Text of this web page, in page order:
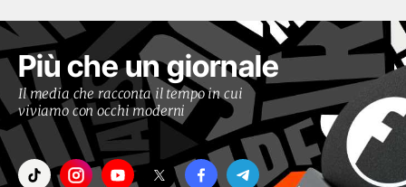
Più che un giornale
Il media che racconta il tempo in cui
viviamo con occhi moderni